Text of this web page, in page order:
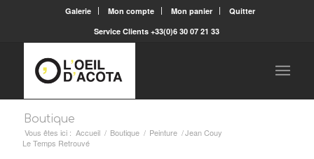
Galerie Mon compte Mon panier
Quitter
Service Clients +33(0)6 30 07 21 33
Boutique
Vous êtes ici : Accueil / Boutique / Peinture /Jean Couy
Le Temps Retrouvé